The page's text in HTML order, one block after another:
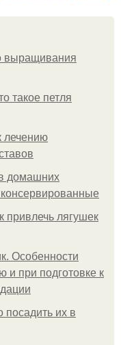
выращивания
такое петля
лечению
домашних
привлечь лягушек
Особенности
и при подготовке к
посадить их в